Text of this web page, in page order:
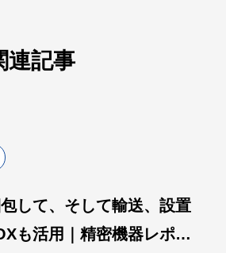
連記事
して、そして輸送、設置
も活用｜精密機器レポー